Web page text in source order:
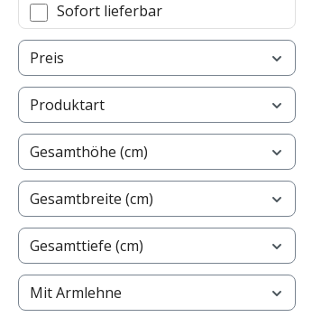
Sofort lieferbar
Preis
Produktart
Gesamthöhe (cm)
Gesamtbreite (cm)
Gesamttiefe (cm)
Mit Armlehne